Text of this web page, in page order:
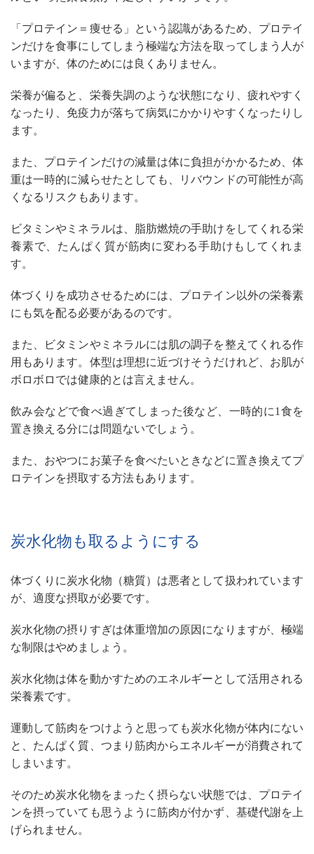
「プロテイン＝痩せる」という認識があるため、プロテイ
ンだけを食事にしてしまう極端な方法を取ってしまう人が
いますが、体のためには良くありません。
栄養が偏ると、栄養失調のような状態になり、疲れやすく
なったり、免疫力が落ちて病気にかかりやすくなったりし
ます。
また、プロテインだけの減量は体に負担がかかるため、体
重は一時的に減らせたとしても、リバウンドの可能性が高
くなるリスクもあります。
ビタミンやミネラルは、脂肪燃焼の手助けをしてくれる栄
養素で、たんぱく質が筋肉に変わる手助けもしてくれま
す。
体づくりを成功させるためには、プロテイン以外の栄養素
にも気を配る必要があるのです。
また、ビタミンやミネラルには肌の調子を整えてくれる作
用もあります。体型は理想に近づけそうだけれど、お肌が
ボロボロでは健康的とは言えません。
飲み会などで食べ過ぎてしまった後など、一時的に1食を
置き換える分には問題ないでしょう。
また、おやつにお菓子を食べたいときなどに置き換えてプ
ロテインを摂取する方法もあります。
炭水化物も取るようにする
体づくりに炭水化物（糖質）は悪者として扱われています
が、適度な摂取が必要です。
炭水化物の摂りすぎは体重増加の原因になりますが、極端
な制限はやめましょう。
炭水化物は体を動かすためのエネルギーとして活用される
栄養素です。
運動して筋肉をつけようと思っても炭水化物が体内にない
と、たんぱく質、つまり筋肉からエネルギーが消費されて
しまいます。
そのため炭水化物をまったく摂らない状態では、プロテイ
ンを摂っていても思うように筋肉が付かず、基礎代謝を上
げられません。